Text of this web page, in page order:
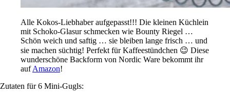
Alle Kokos-Liebhaber aufgepasst!!! Die kleinen Küchlein
mit Schoko-Glasur schmecken wie Bounty Riegel …
Schön weich und saftig … sie bleiben lange frisch … und
sie machen süchtig! Perfekt für Kaffeestündchen 😉 Diese
wunderschöne Backform von Nordic Ware bekommt ihr
aufAmazon!
Zutaten für 6 Mini-Gugls: